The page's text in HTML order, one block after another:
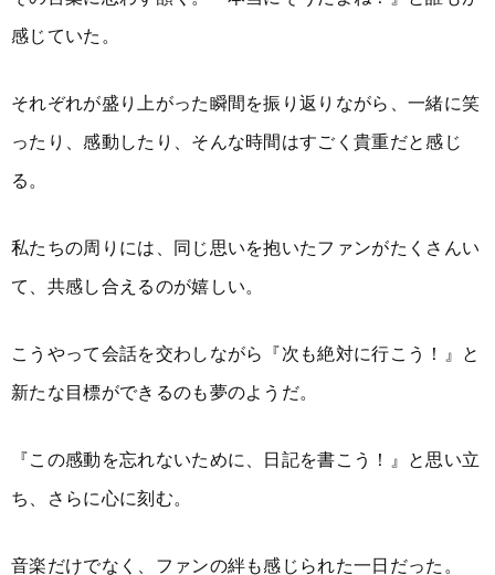
感じていた。
それぞれが盛り上がった瞬間を振り返りながら、一緒に笑
ったり、感動したり、そんな時間はすごく貴重だと感じ
る。
私たちの周りには、同じ思いを抱いたファンがたくさんい
て、共感し合えるのが嬉しい。
こうやって会話を交わしながら『次も絶対に行こう！』と
新たな目標ができるのも夢のようだ。
『この感動を忘れないために、日記を書こう！』と思い立
ち、さらに心に刻む。
音楽だけでなく、ファンの絆も感じられた一日だった。